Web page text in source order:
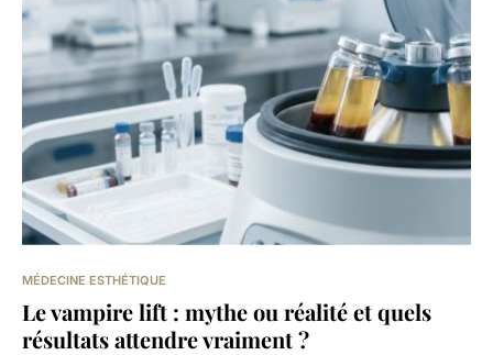
MÉDECINE ESTHÉTIQUE
Le vampire lift : mythe ou réalité et quels
résultats attendre vraiment ?